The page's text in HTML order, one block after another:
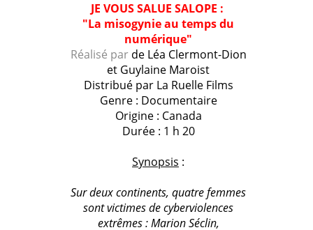
JE VOUS SALUE SALOPE :
"La misogynie au temps du
numérique"
Réalisé par de Léa Clermont-Dion
et Guylaine Maroist
Distribué par La Ruelle Films
Genre : Documentaire
Origine : Canada
Durée : 1 h 20
Synopsis :
Sur deux continents, quatre femmes
sont victimes de cyberviolences
extrêmes : Marion Séclin,